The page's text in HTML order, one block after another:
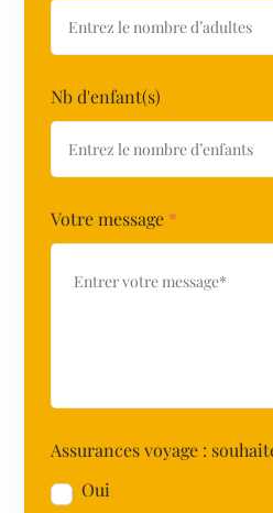
Nb d'enfant(s)
Votre message *
Assurances voyage :
Oui